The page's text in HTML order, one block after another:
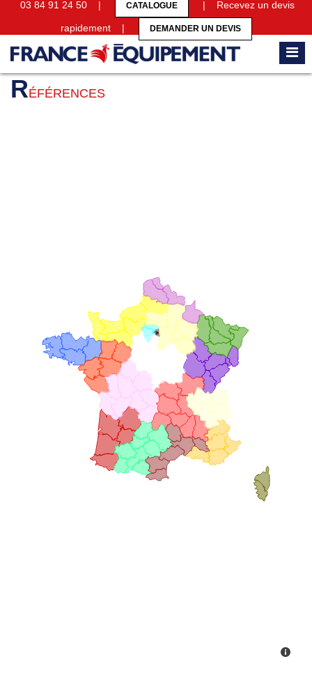
03 84 91 24 50 | CATALOGUE | Recevez un devis
rapidement | DEMANDER UN DEVIS
Accueil Références
RÉFÉRENCES